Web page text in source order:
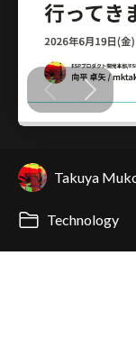
Takuya
Technology